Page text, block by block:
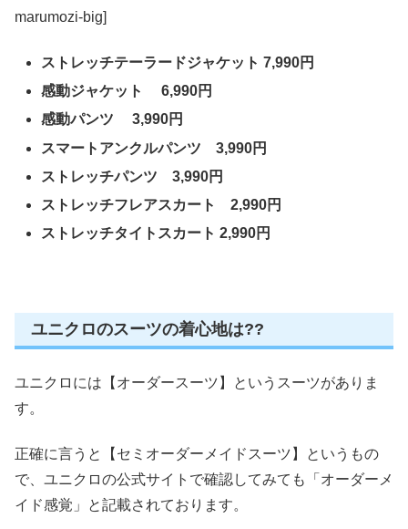
marumozi-big]
ストレッチテーラードジャケット 7,990円
感動ジャケット 6,990円
感動パンツ 3,990円
スマートアンクルパンツ 3,990円
ストレッチパンツ 3,990円
ストレッチフレアスカート 2,990円
ストレッチタイトスカート 2,990円
ユニクロのスーツの着心地は??
ユニクロには【オーダースーツ】というスーツがありま
す。
正確に言うと【セミオーダーメイドスーツ】というもの
で、ユニクロの公式サイトで確認してみても「オーダーメ
イド感覚」と記載されております。